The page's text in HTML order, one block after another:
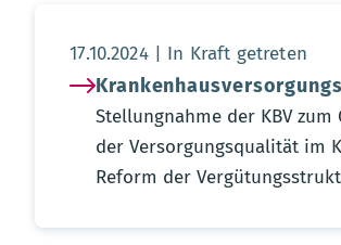
Aktualisierungsdatum:
17.10.2024 In Kraft getreten
Stellungnahme der KBV zum
der Versorgungsqualität im
Reform der